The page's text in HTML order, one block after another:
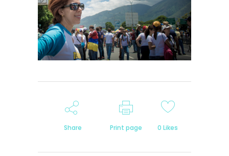
Share Print page 0 Likes